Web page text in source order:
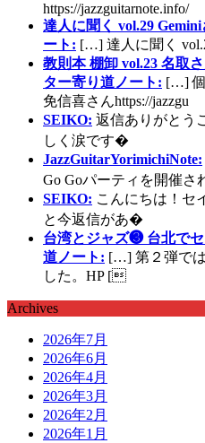
https://jazzguitarnote.info/
達人に聞く vol.29
ート: […] 達人に聞く
教則本 棚卸 vol.23 名取
ター寄り道ノート: […]
免信喜さんhttps://jazzgu
SEIKO: 返信ありがとう
しく涙です�
JazzGuitarYorimichiNote:
Go Goパーティを開催
SEIKO: こんにちは！セ
と今返信があ�
台湾とジャズ❸ 台北で
道ノート: […] 第２弾で
した。HP [
Archives
2026年7月
2026年6月
2026年4月
2026年3月
2026年2月
2026年1月